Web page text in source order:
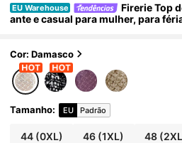
EU Warehouse
Firerie Top
ante e casual para mulher, para
ente, poncho de rede, top de malha
ante, top de malha de rede para
alha de rede para o verão
Cor: Damasco
Tamanho: EU Padrão
44(0XL) 46 (1XL) 48